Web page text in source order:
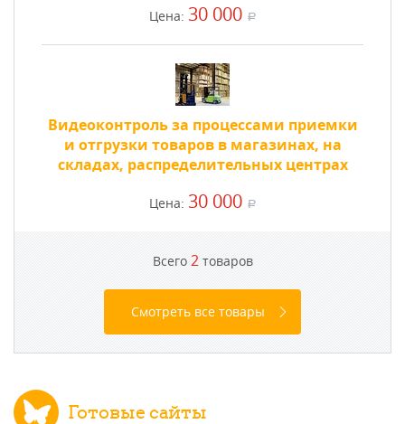
Цена: 30 000 a
Видеоконтроль за процессами приемки
и отгрузки товаров в магазинах, на
складах, распределительных центрах
Цена: 30 000 a
Всего 2товаров
Смотреть все товары
Готовые сайты